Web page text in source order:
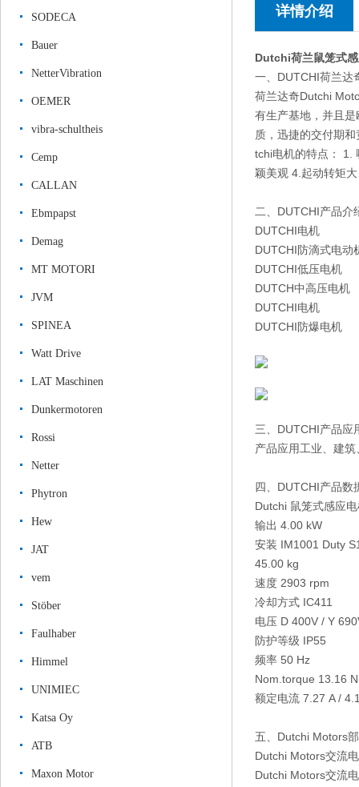
SODECA
Bauer
NetterVibration
OEMER
vibra-schultheis
Cemp
CALLAN
Ebmpapst
Demag
MT MOTORI
JVM
SPINEA
Watt Drive
LAT Maschinen
Dunkermotoren
Rossi
Netter
Phytron
Hew
JAT
vem
Stöber
Faulhaber
Himmel
UNIMIEC
Katsa Oy
ATB
Maxon Motor
详情介绍
Dutchi荷兰鼠笼式
一、DUTCHI荷兰达
荷兰达奇Dutchi
有生产基地，并且
质，迅捷的交付期
tchi电机的特点： 1.
颖美观 4.起动转矩
二、DUTCHI产品介
DUTCHI电机
DUTCHI防滴式电动
DUTCHI低压电机
DUTCH中高压电机
DUTCHI电机
DUTCHI防爆电机
三、DUTCHI产品应
产品应用工业、建
四、DUTCHI产品数
Dutchi 鼠笼式感应
输出 4.00 kW
安装 IM1001 Duty
45.00 kg
速度 2903 rpm
冷却方式 IC411
电压 D 400V / Y
防护等级 IP55
频率 50 Hz
Nom.torque 13.16
额定电流 7.27 A /
五、Dutchi Motors
Dutchi Motors交流
Dutchi Motors交流